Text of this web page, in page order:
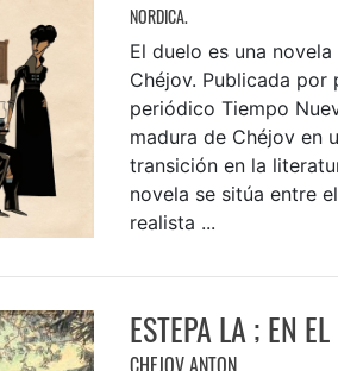
NORDICA.
El duelo es una
Chéjov. Publicada por
periódico Tiempo
madura de Chéjov en
transición en la
novela se sitúa entre
realista ...
ESTEPA LA ; EN
CHEJOV ANTON